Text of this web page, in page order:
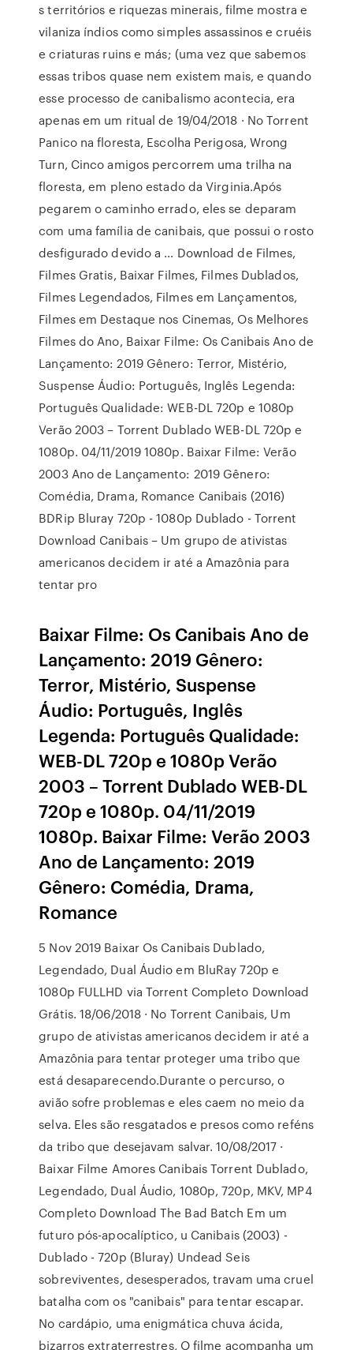
s territórios e riquezas minerais, filme mostra e
vilaniza índios como simples assassinos e cruéis
e criaturas ruins e más; (uma vez que sabemos
essas tribos quase nem existem mais, e quando
esse processo de canibalismo acontecia, era
apenas em um ritual de 19/04/2018 · No Torrent
Panico na floresta, Escolha Perigosa, Wrong
Turn, Cinco amigos percorrem uma trilha na
floresta, em pleno estado da Virginia.Após
pegarem o caminho errado, eles se deparam
com uma família de canibais, que possui o rosto
desfigurado devido a … Download de Filmes,
Filmes Gratis, Baixar Filmes, Filmes Dublados,
Filmes Legendados, Filmes em Lançamentos,
Filmes em Destaque nos Cinemas, Os Melhores
Filmes do Ano, Baixar Filme: Os Canibais Ano de
Lançamento: 2019 Gênero: Terror, Mistério,
Suspense Áudio: Português, Inglês Legenda:
Português Qualidade: WEB-DL 720p e 1080p
Verão 2003 – Torrent Dublado WEB-DL 720p e
1080p. 04/11/2019 1080p. Baixar Filme: Verão
2003 Ano de Lançamento: 2019 Gênero:
Comédia, Drama, Romance Canibais (2016)
BDRip Bluray 720p - 1080p Dublado - Torrent
Download Canibais – Um grupo de ativistas
americanos decidem ir até a Amazônia para
tentar pro
Baixar Filme: Os Canibais Ano de
Lançamento: 2019 Gênero:
Terror, Mistério, Suspense
Áudio: Português, Inglês
Legenda: Português Qualidade:
WEB-DL 720p e 1080p Verão
2003 – Torrent Dublado WEB-DL
720p e 1080p. 04/11/2019
1080p. Baixar Filme: Verão 2003
Ano de Lançamento: 2019
Gênero: Comédia, Drama,
Romance
5 Nov 2019 Baixar Os Canibais Dublado,
Legendado, Dual Áudio em BluRay 720p e
1080p FULLHD via Torrent Completo Download
Grátis. 18/06/2018 · No Torrent Canibais, Um
grupo de ativistas americanos decidem ir até a
Amazônia para tentar proteger uma tribo que
está desaparecendo.Durante o percurso, o
avião sofre problemas e eles caem no meio da
selva. Eles são resgatados e presos como reféns
da tribo que desejavam salvar. 10/08/2017 ·
Baixar Filme Amores Canibais Torrent Dublado,
Legendado, Dual Áudio, 1080p, 720p, MKV, MP4
Completo Download The Bad Batch Em um
futuro pós-apocalíptico, u Canibais (2003) -
Dublado - 720p (Bluray) Undead Seis
sobreviventes, desesperados, travam uma cruel
batalha com os "canibais" para tentar escapar.
No cardápio, uma enigmática chuva ácida,
bizarros extraterrestres, O filme acompanha um